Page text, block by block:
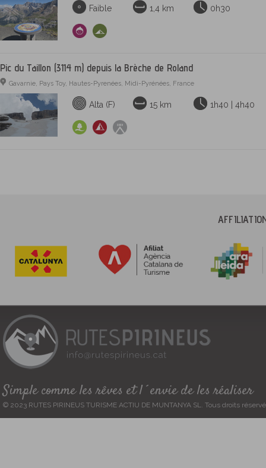
Faible 1,4 km 0h30
Pic du Taillon (3114 m) depuis la Brèche de Roland
Gavarnie, Pays Toy, Hautes-Pyrenées, Midi-Pyrénées, France
Alta (F) 15 km 1h40 | 4h40
Simple comme les rêves et l´envie de les réaliser
© 2023 RUTES PIRINEUS TURISME ACTIU DE MUNTANYA SL. Tous droits